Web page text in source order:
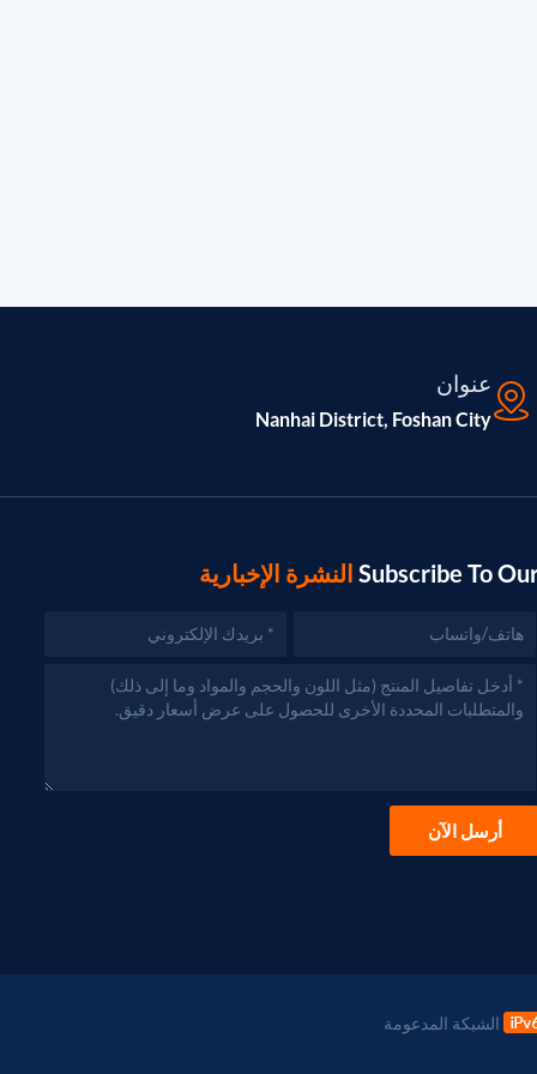
عنوان
Nanhai District, Foshan City
Subscribe To النشرة الإخبارية
أرسل الآن
الشبكة المدعومة